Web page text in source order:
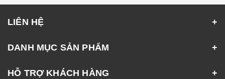
LIÊN HỆ
DANH MỤC SẢN PHẨM
HỖ TRỢ KHÁCH HÀNG